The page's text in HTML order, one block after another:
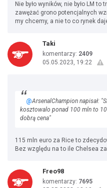
Nie było wyników, nie było LM to
zawężać grono potencjalnych
my chcemy, a nie to co rynek
Taki
komentarzy: 2409
05.05.2023, 19:22
@ArsenalChampion napisał:
kosztowalo ponad 100 mln to
dobrą cena"
115 mln euro za Rice to
Bez względu na to ile Chelsea
Freo98
komentarzy: 7695